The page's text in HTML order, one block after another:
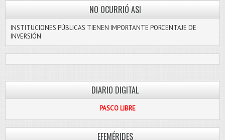
NO OCURRIÓ ASI
INSTITUCIONES PÚBLICAS TIENEN IMPORTANTE PORCENTAJE DE
INVERSIÓN
DIARIO DIGITAL
PASCO LIBRE
EFEMÉRIDES